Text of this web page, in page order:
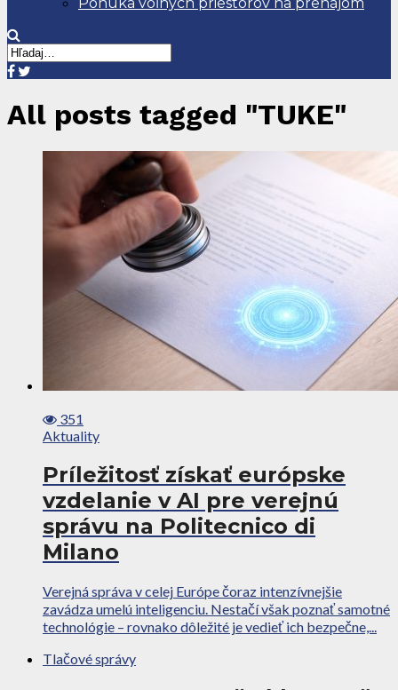
All posts tagged "TUKE"
351
Aktuality
Príležitosť získať európske
vzdelanie v AI pre verejnú
správu na Politecnico di
Milano
Verejná správa v celej Európe čoraz intenzívnejšie
zavádza umelú inteligenciu. Nestačí však poznať samotné
technológie – rovnako dôležité je vedieť ich bezpečne,...
Tlačové správy